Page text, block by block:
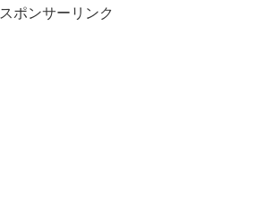
スポンサーリンク